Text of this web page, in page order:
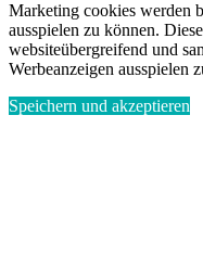
Marketing cookies werden
ausspielen zu können.
websiteübergreifend und
Werbeanzeigen ausspielen
Speichern und akzeptieren